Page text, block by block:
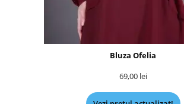
Bluza Ofelia
69,00 lei